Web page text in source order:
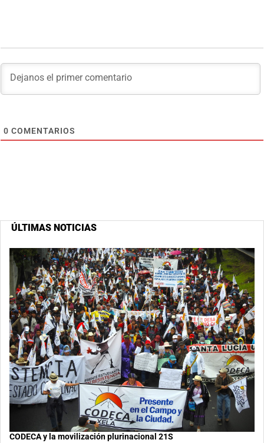
0 COMENTARIOS
ÚLTIMAS NOTICIAS
CODECA y la movilización plurinacional 21S